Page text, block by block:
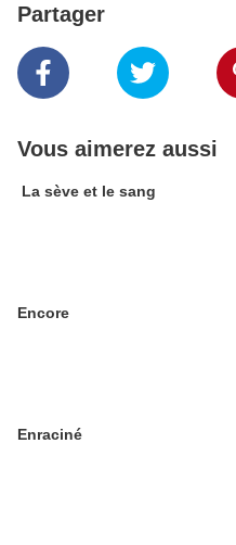
Partager
Vous aimerez aussi
La sève et le sang
Encore
Enraciné